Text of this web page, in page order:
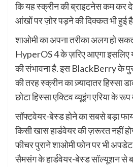
कि यह स्क्रीन की ब्राइटनेस कम कर
आंखों पर ज़ोर पड़ने की दिक्कत भी हुई
शाओमी का अपना तरीका अलग हो
HyperOS 4 के ज़रिए आएगा इसलिए
की संभावना है. इस BlackBerry के
की तरह स्क्रीन का ज़्यादातर हिस्सा
छोटा हिस्सा एक्टिव व्यूइंग एरिया के रूप
सॉफ्टवेयर-बेस्ड होने का सबसे बड़ा
किसी खास हार्डवेयर की ज़रूरत नहीं
फीचर पुराने शाओमी फोन पर भी
सैमसंग के हार्डवेयर-बेस्ड सॉल्यूशन से